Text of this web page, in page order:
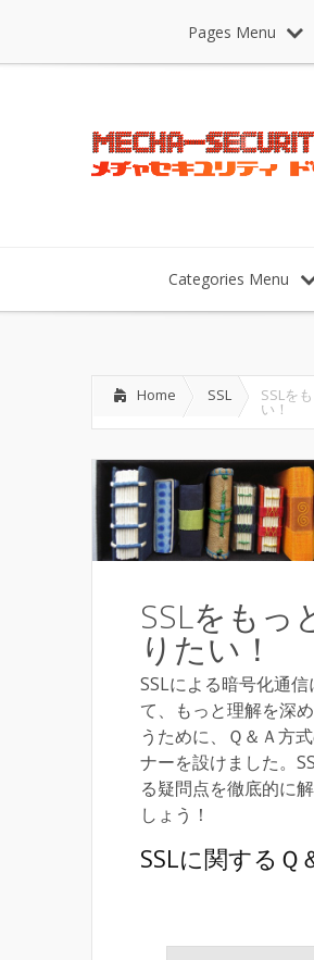
Pages Menu
Categories Menu
Home SSL SSLを
い！
SSLをもっ
りたい！
SSLによる暗号化通信
て、もっと理解を深
うために、Ｑ＆Ａ方
ナーを設けました。
る疑問点を徹底的に
しょう！
SSLに関するＱ